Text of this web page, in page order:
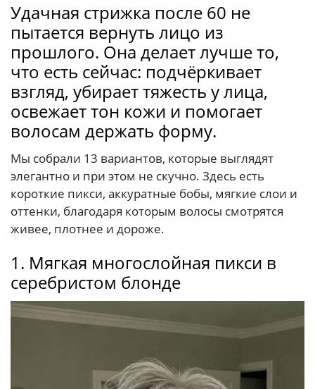
Удачная стрижка после 60 не
пытается вернуть лицо из
прошлого. Она делает лучше то,
что есть сейчас: подчёркивает
взгляд, убирает тяжесть у лица,
освежает тон кожи и помогает
волосам держать форму.
Мы собрали 13 вариантов, которые выглядят
элегантно и при этом не скучно. Здесь есть
короткие пикси, аккуратные бобы, мягкие слои и
оттенки, благодаря которым волосы смотрятся
живее, плотнее и дороже.
1. Мягкая многослойная пикси в
серебристом блонде